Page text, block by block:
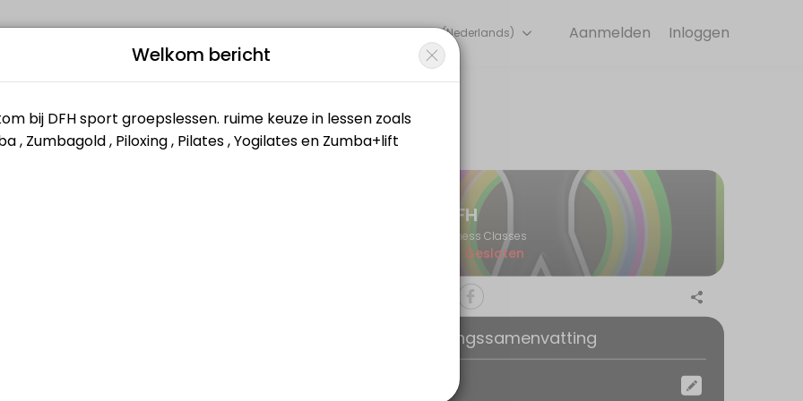
performance goals. Book a session online and start training with experienced coaches.
Inloggen
Aanmelden
Dutch (Nederlands)
DFH
Fitness Classes
Nu Gesloten
Reserveringssamenvatting
Welkom bericht